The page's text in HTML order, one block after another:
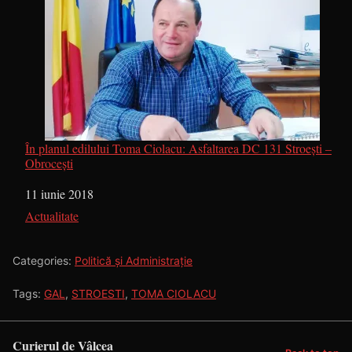
În planul edilului Toma Ciolacu: Asfaltarea DC 131 Stroești –
Obrocești
Dată
11 iunie 2018
În legătură cu
Actualitate
Categories: Politică și Administrație
Tags: GAL , STROESTI, TOMA CIOLACU
Curierul de Vâlcea